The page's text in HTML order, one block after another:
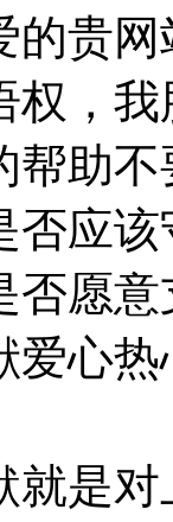
的贵
权，
帮助
否应
否愿
爱心
就是